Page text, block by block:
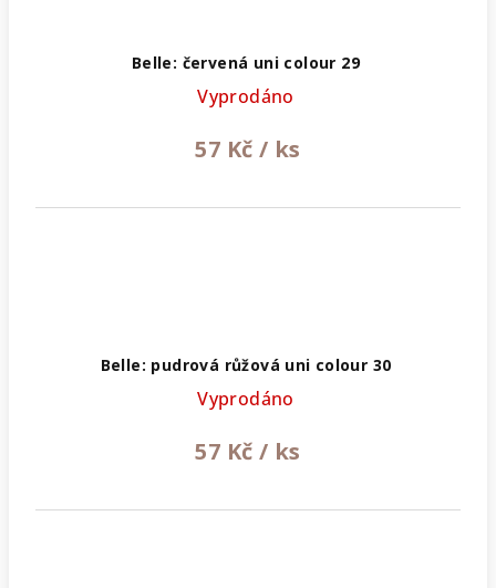
Belle: červená uni colour 29
Vyprodáno
57 Kč / ks
Belle: pudrová růžová uni colour 30
Vyprodáno
57 Kč / ks